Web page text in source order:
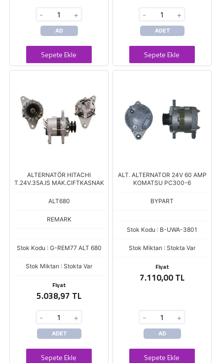
- +
AD
Sepete Ekle
- +
ADET
Sepete Ekle
ALTERNATÖR HITACHI
T.24V.35A.IS MAK.CIFTKASNAK
ALT680
REMARK
Stok Kodu : G-REM77 ALT 680
Stok Miktarı : Stokta Var
Fiyat
5.038,97 TL
- +
ADET
Sepete Ekle
ALT. ALTERNATOR 24V 60 AMP
KOMATSU PC300-6
BYPART
Stok Kodu : B-UWA-3801
Stok Miktarı : Stokta Var
Fiyat
7.110,00 TL
- +
AD
Sepete Ekle